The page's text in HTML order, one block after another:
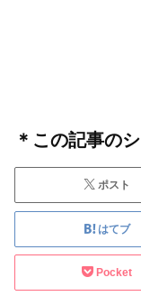
＊この記事の
ポスト
はてブ
Pocket